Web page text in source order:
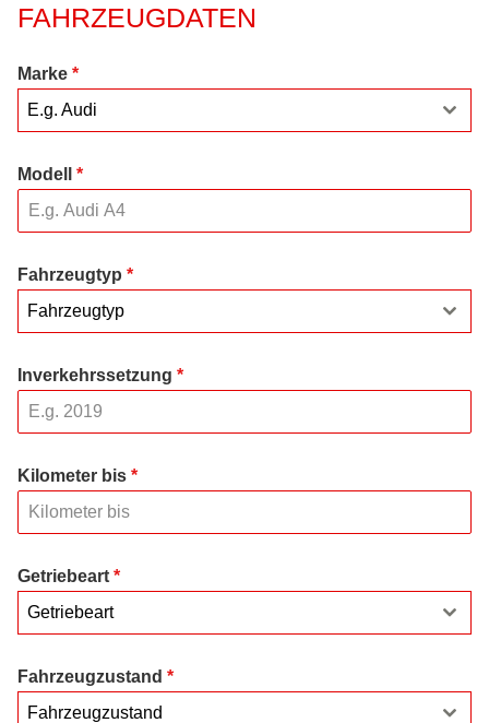
FAHRZEUGDATEN
Marke *
E.g. Audi
Modell *
Fahrzeugtyp *
Fahrzeugtyp
Inverkehrssetzung *
Kilometer bis *
Getriebeart *
Getriebeart
Fahrzeugzustand *
Fahrzeugzustand